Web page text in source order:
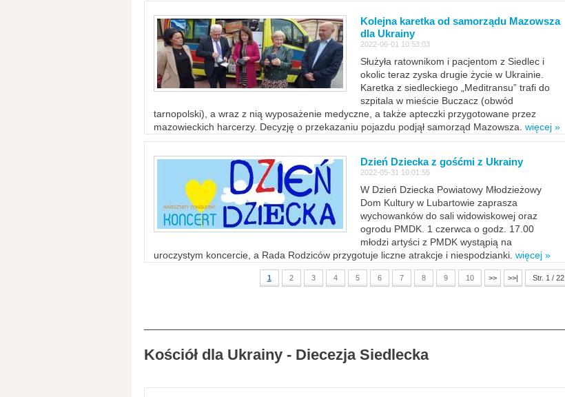
Kolejna karetka od samorządu Mazowsza
dla Ukrainy
2022-06-01 10:53:03
Służyła ratownikom i pacjentom z Siedlec i
okolic teraz zyska drugie życie w Ukrainie.
Karetka z siedleckiego „Meditransu” trafi do
szpitala w mieście Buczacz (obwód
tarnopolski), a wraz z nią wyposażenie medyczne, a także apteczki przygotowane przez
mazowieckich harcerzy. Decyzję o przekazaniu pojazdu podjął samorząd Mazowsza. więcej »
Dzień Dziecka z gośćmi z Ukrainy
2022-05-31 10:01:55
W Dzień Dziecka Powiatowy Młodzieżowy
Dom Kultury w Lubartowie zaprasza
wychowanków do sali widowiskowej oraz
ogrodu PMDK. 1 czerwca o godz. 17.00
młodzi artyści z PMDK wystąpią na
uroczystym koncercie, a Rada Rodziców przygotuje liczne atrakcje i niespodzianki. więcej »
1 2 3 4 5 6 7 8 9 10 >> >>| Str. 1 / 22
Kościół dla Ukrainy - Diecezja Siedlecka